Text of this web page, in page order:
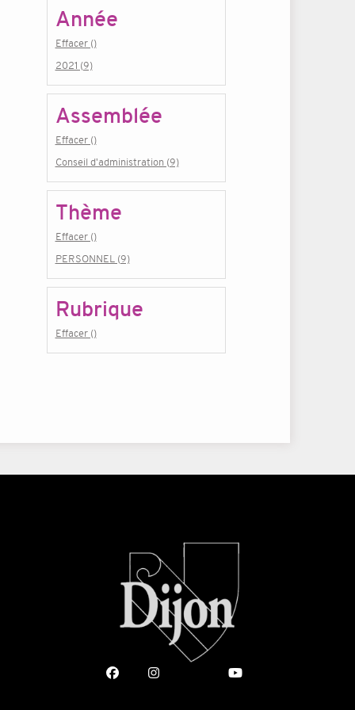
Année
Effacer ()
2021 (9)
Assemblée
Effacer ()
Conseil d'administration (9)
Thème
Effacer ()
PERSONNEL (9)
Rubrique
Effacer ()